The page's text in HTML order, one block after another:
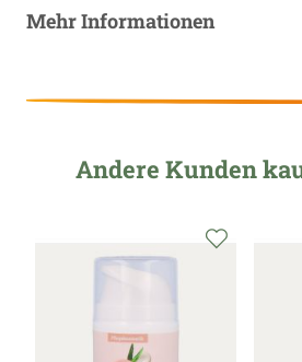
Mehr Informationen
Andere Kunden